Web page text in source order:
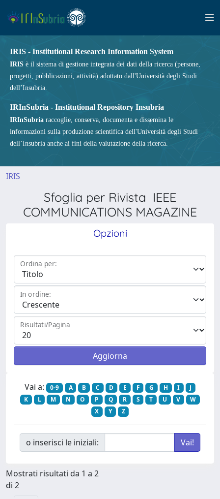
IRIS - Institutional Research Information System
IRIS è il sistema di gestione integrata dei dati della ricerca (persone,
progetti, pubblicazioni, attività) adottato dall'Università degli Studi
dell’Insubria.
IRInSubria - Institutional Repository Insubria
IRInSubria raccoglie, conserva, documenta e dissemina le
informazioni sulla produzione scientifica dell'Università degli Studi
dell’Insubria anche ai fini della valutazione della ricerca.
IRIS
Sfoglia per Rivista IEEE
COMMUNICATIONS MAGAZINE
Opzioni
Ordina per:
In ordine:
Risultati/Pagina
Vai a: 0-9 A B C D E F G H I
J
K
L M N O P Q R S T U V
W
X
Y Z
o inserisci le iniziali:
Mostrati risultati da 1 a 2
di 2